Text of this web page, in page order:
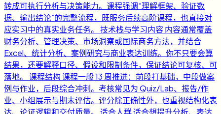
转成可执行分析与决策能力。课程强调“理解框架、验证数
据、输出结论”的完整流程，既服务后续高阶课程，也直接对
应实习中的真实业务任务。 技术栈与学习内容 内容通常覆盖
财务分析、管理决策、市场洞察或国际商务方法，并结合
Excel、统计分析、案例研究与商业表达训练。你不只要会算
结果，还要解释口径、假设和限制条件，保证结论可复核、可
落地。 课程结构 课程一般 13 周推进：前段打基础，中段做案
例与作业，后段综合冲刺。考核常见为 Quiz/Lab、报告/作
业、小组展示与期末评估。评分除正确性外，也重视结构化表